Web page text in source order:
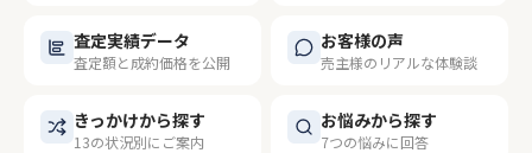
査定実績データ
査定額と成約価格を公開
お客様の声
売主様のリアルな体験談
きっかけから探す
13の状況別にご案内
お悩みから探す
7つの悩みに回答